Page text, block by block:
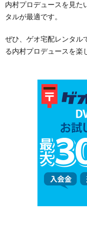
内村プロデュースを見た
タルが最適です。
ぜひ、ゲオ宅配レンタル
る内村プロデュースを楽